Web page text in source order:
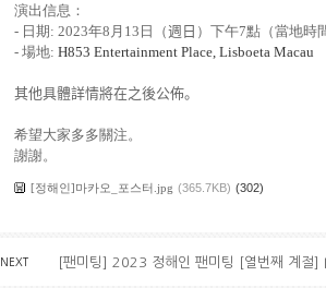
演出信息：
- 日期: 2023年8 月 13 日（週日 ）下午7點（當地時
- 場地: H853 Entertainment Place, Lisboeta Macau
其他具體詳情將在之後公佈。
希望大家多多關注。
謝謝。
[정해인]마카오_포스터.jpg (365.7KB) (302)
NEXT [팬미팅] 2023 정해인 팬미팅 [열번째 계절]